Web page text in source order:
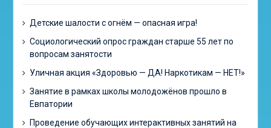
Детские шалости с огнём — опасная игра!
Cоциологический опрос граждан старше 55 лет по
вопросам занятости
Уличная акция «Здоровью — ДА! Наркотикам — НЕТ!»
Занятие в рамках школы молодожёнов прошло в
Евпатории
Проведение обучающих интерактивных занятий на